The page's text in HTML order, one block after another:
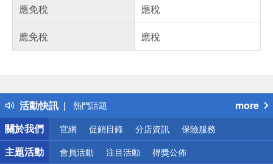
應免稅
應稅
應免稅
應稅
活動快訊
得獎公告
熱門話題
銀行優惠
偏遠地區配送
詐騙網頁！請小心！
more
關於我們
官網 促銷目錄 分店資訊 保險服務
主題活動 會員活動 注目活動 得獎公佈